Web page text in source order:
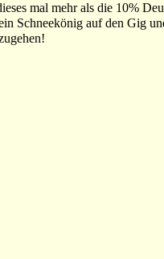
mal mehr als die 10%
Schneekönig auf den Gig